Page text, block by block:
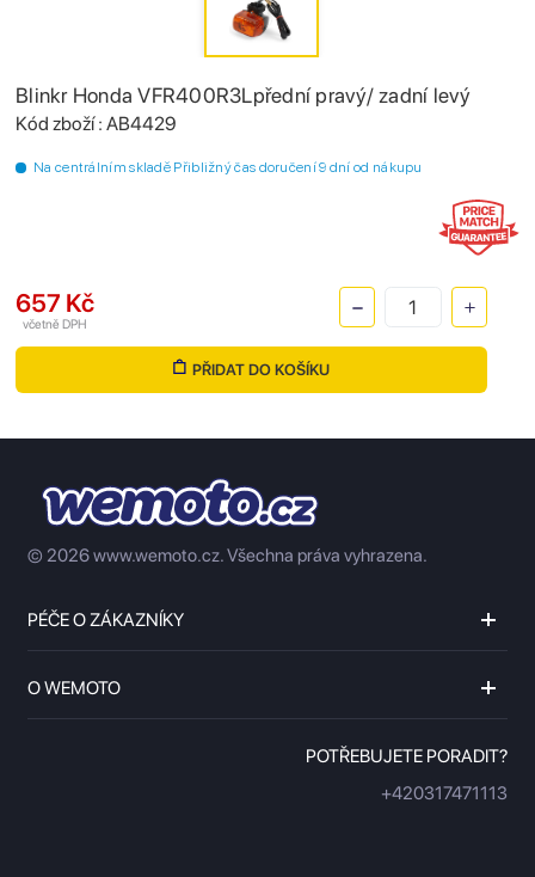
Blinkr Honda VFR400R3Lpřední pravý/ zadní levý
Kód zboží : AB4429
Na centrálním skladě Přibližný čas doručení 9 dní od nákupu
657 Kč
včetně DPH
PŘIDAT DO KOŠÍKU
© 2026 www.wemoto.cz.Všechna práva vyhrazena.
PÉČE O ZÁKAZNÍKY
O WEMOTO
POTŘEBUJETE PORADIT?
+420317471113